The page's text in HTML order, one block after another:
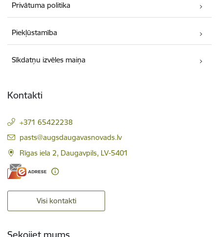
Privātuma politika
Piekļūstamība
Sīkdatņu izvēles maiņa
Kontakti
+371 65422238
E-pasts:
pasts@augsdaugavasnovads.lv
Rīgas iela 2, Daugavpils, LV-5401
Visi kontakti
Sekojiet mums